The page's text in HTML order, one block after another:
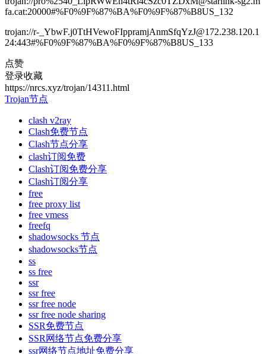
fa.cat:20000#%F0%9F%87%BA%F0%9F%87%B8US_132
trojan://r-_YbwF.j0TtHVewoFIppramjAnmSfqYzJ@172.238.120.1
24:443#%F0%9F%87%BA%F0%9F%87%B8US_133
点赞
登录收藏
https://nrcs.xyz/trojan/14311.html
Trojan节点
clash v2ray
Clash免费节点
Clash节点分享
clash订阅免费
Clash订阅免费分享
Clash订阅分享
free
free proxy list
free vmess
freefq
shadowsocks 节点
shadowsocks节点
ss
ss free
ssr
ssr free
ssr free node
ssr free node sharing
SSR免费节点
SSR网络节点免费分享
ssr网络节点地址免费分享